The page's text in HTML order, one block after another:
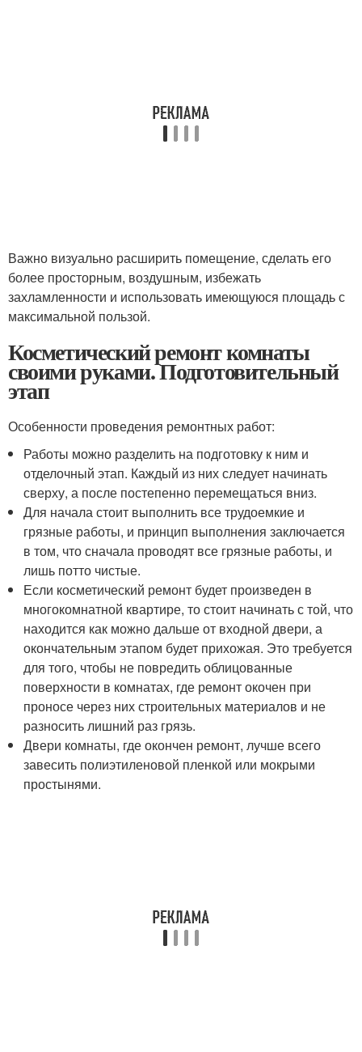
Важно визуально расширить помещение, сделать его
более просторным, воздушным, избежать
захламленности и использовать имеющуюся площадь с
максимальной пользой.
Косметический ремонт комнаты
своими руками. Подготовительный
этап
Особенности проведения ремонтных работ:
Работы можно разделить на подготовку к ним и
отделочный этап. Каждый из них следует начинать
сверху, а после постепенно перемещаться вниз.
Для начала стоит выполнить все трудоемкие и
грязные работы, и принцип выполнения заключается
в том, что сначала проводят все грязные работы, и
лишь потто чистые.
Если косметический ремонт будет произведен в
многокомнатной квартире, то стоит начинать с той, что
находится как можно дальше от входной двери, а
окончательным этапом будет прихожая. Это требуется
для того, чтобы не повредить облицованные
поверхности в комнатах, где ремонт окочен при
проносе через них строительных материалов и не
разносить лишний раз грязь.
Двери комнаты, где окончен ремонт, лучше всего
завесить полиэтиленовой пленкой или мокрыми
простынями.